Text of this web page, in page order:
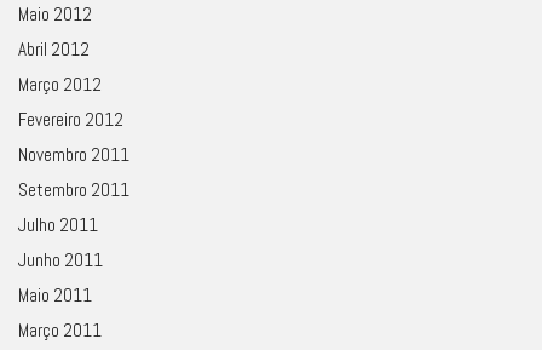
Maio 2012
Abril 2012
Março 2012
Fevereiro 2012
Novembro 2011
Setembro 2011
Julho 2011
Junho 2011
Maio 2011
Março 2011